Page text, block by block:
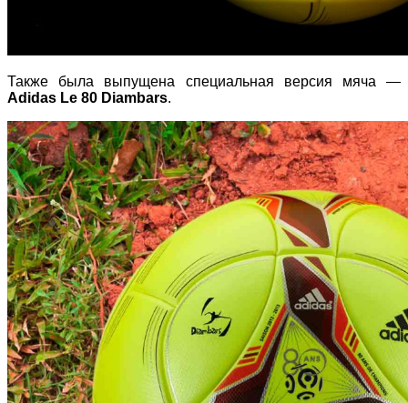
Также была выпущена специальная версия мяча —
Adidas Le 80 Diambars.